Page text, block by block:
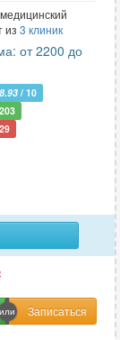
из 3 клиник
от 2200 до
8.93 / 10
203
29